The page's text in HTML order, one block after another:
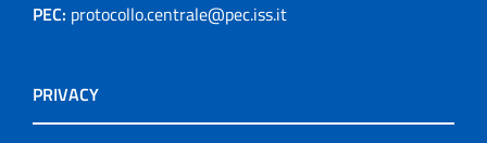
PEC: protocollo.centrale@pec.iss.it
PRIVACY